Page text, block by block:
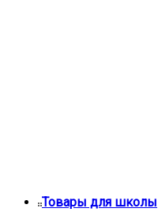
Товары для школы